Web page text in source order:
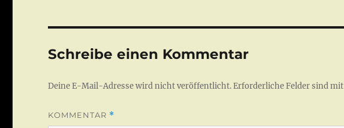
Schreibe einen Kommentar
Deine E-Mail-Adresse wird nicht veröffentlicht.Erforderliche Felder sind mit
KOMMENTAR *